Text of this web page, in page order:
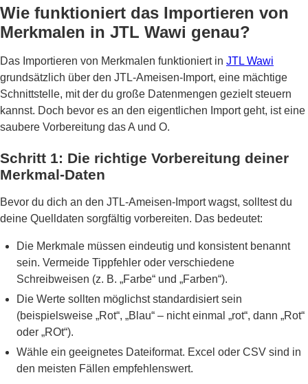
Wie funktioniert das Importieren von
Merkmalen in JTL Wawi genau?
Das Importieren von Merkmalen funktioniert in JTL Wawi
grundsätzlich über den JTL-Ameisen-Import, eine mächtige
Schnittstelle, mit der du große Datenmengen gezielt steuern
kannst. Doch bevor es an den eigentlichen Import geht, ist eine
saubere Vorbereitung das A und O.
Schritt 1: Die richtige Vorbereitung deiner
Merkmal-Daten
Bevor du dich an den JTL-Ameisen-Import wagst, solltest du
deine Quelldaten sorgfältig vorbereiten. Das bedeutet:
Die Merkmale müssen eindeutig und konsistent benannt
sein. Vermeide Tippfehler oder verschiedene
Schreibweisen (z. B. „Farbe“ und „Farben“).
Die Werte sollten möglichst standardisiert sein
(beispielsweise „Rot“, „Blau“ – nicht einmal „rot“, dann „Rot“
oder „ROt“).
Wähle ein geeignetes Dateiformat. Excel oder CSV sind in
den meisten Fällen empfehlenswert.